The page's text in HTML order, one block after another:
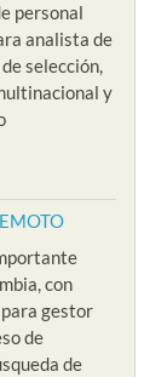
personal
analista de
selección,
y
con
gestor
de
de